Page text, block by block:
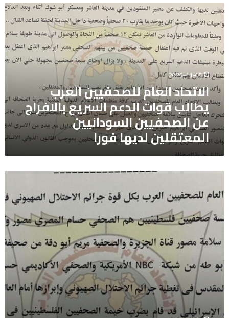
الاتحاد
العام
للصحفيين
العرب
يطالب
قوات
الدعم
السريع
بالافراج
عن
الصحفيين
السودانيين
المعتقلين
لديها
فوراً
2025-11-05
الاتحاد العام للصحفيين العرب
يطالب قوات الدعم السريع بالافراج
عن الصحفيين السودانيين
المعتقلين لديها فوراً
الاتحاد
للصحفيين
العرب
يدين
قوة
الاحتلال
الصهيوني
فى
غزة
نتج